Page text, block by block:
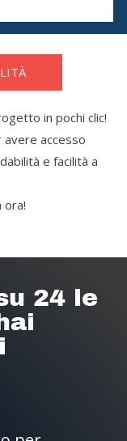
in pochi clic!
accesso
e facilità a
ora!
24 le